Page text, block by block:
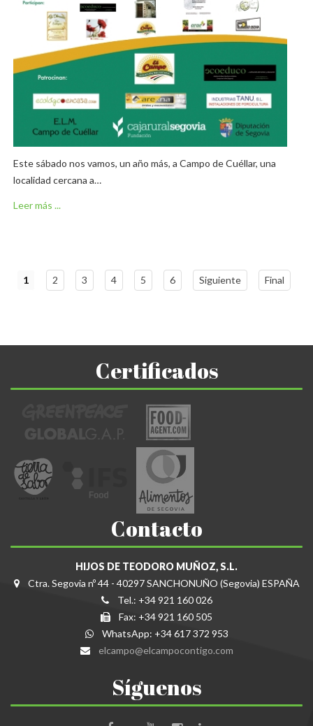
Este sábado nos vamos, un año más, a Campo de Cuéllar, una
localidad cercana a…
Leer más ...
1 2 3 4 5 6 Siguiente Final
Certificados
Contacto
HIJOS DE TEODORO MUÑOZ, S.L.
Ctra. Segovia nº 44 - 40297 SANCHONUÑO (Segovia) ESPAÑA
Tel.: +34 921 160 026
Fax: +34 921 160 505
WhatsApp: +34 617 372 953
elcampo@elcampocontigo.com
Síguenos